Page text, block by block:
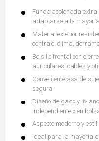
Funda acolchada extra
adaptarse a la
Material exterior
contra el clima,
Bolsillo frontal con
auriculares, cables y
Conveniente asa de
segura
Diseño delgado y
independiente o en
Aspecto moderno y
Ideal para la mayoría